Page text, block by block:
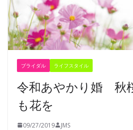
ブライダル ライフスタイル
令和あやかり婚 秋
も花を
09/27/2019 JMS